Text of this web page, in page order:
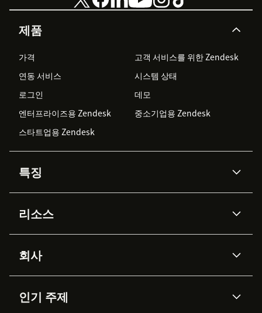
제품
가격
고객 서비스를 위한 Zendesk
연동 서비스
시스템 상태
로그인
데모
엔터프라이즈용 Zendesk
중소기업용 Zendesk
스타트업용 Zendesk
특징
Zendesk AI
Advanced Data Privacy &
Protection
지식창고
워크포스 관리
리소스
API & 개발자
AI 리서치
이벤트 & 웨비나
고객 사례
회사
채용 정보
인기 주제